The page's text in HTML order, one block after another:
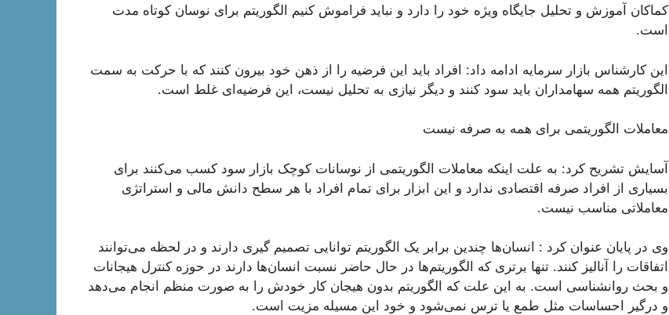
کماکان آموزش و تحلیل جایگاه ویژه خود را دارد و نباید فراموش کنیم الگوریتم برای نوسان کوتاه مدت
است.
این کارشناس بازار سرمایه ادامه داد: افراد باید این فرضیه را از ذهن خود بیرون کنند که با حرکت به سمت
الگوریتم همه سهامداران باید سود کنند و دیگر نیازی به تحلیل نیست، این فرضیه‌ای غلط است.
معاملات الگوریتمی برای همه به صرفه نیست
آسایش تشریح کرد: به علت اینکه معاملات الگوریتمی از نوسانات کوچک بازار سود کسب می‌کنند برای
بسیاری از افراد صرفه اقتصادی ندارد‌ و این ابزار برای تمام افراد با هر سطح دانش مالی و استراتژی
معاملاتی مناسب نیست.
وی در پایان عنوان کرد : انسان‌ها چندین برابر یک الگوریتم توانایی تصمیم گیری دارند و در لحظه می‌توانند
اتفاقات را آنالیز کنند. تنها برتری که الگوریتم‌ها در حال حاضر نسبت انسان‌ها دارند در حوزه کنترل هیجانات
و بحث روانشناسی است. به این علت که الگوریتم بدون هیجان کار خودش را به صورت منظم انجام می‌دهد
و درگیر احساسات مثل طمع یا ترس نمی‌شود و خود این مسيله مزیت است.